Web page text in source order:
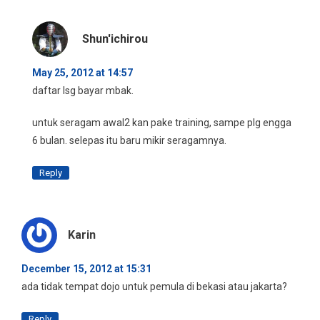
Shun'ichirou
May 25, 2012 at 14:57
daftar lsg bayar mbak.
untuk seragam awal2 kan pake training, sampe plg engga
6 bulan. selepas itu baru mikir seragamnya.
Reply
Karin
December 15, 2012 at 15:31
ada tidak tempat dojo untuk pemula di bekasi atau jakarta?